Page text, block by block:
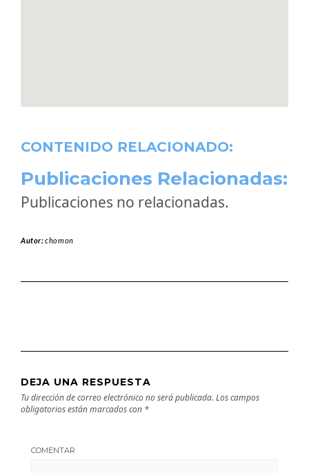
CONTENIDO RELACIONADO:
Publicaciones Relacionadas:
Publicaciones no relacionadas.
Autor:chomon
DEJA UNA RESPUESTA
Tu dirección de correo electrónico no será publicada. Los campos
obligatorios están marcados con *
COMENTAR